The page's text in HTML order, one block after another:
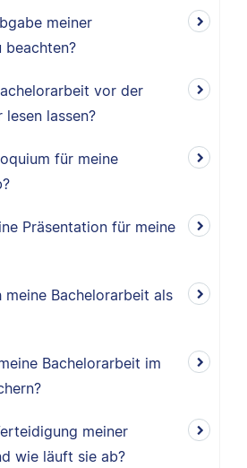
meiner
beachten?
vor der
lassen?
für meine
Präsentation für meine
meine Bachelorarbeit als
Bachelorarbeit im
meiner
wie läuft sie ab?